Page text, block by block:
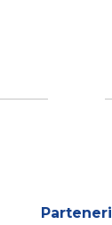
Parteneri